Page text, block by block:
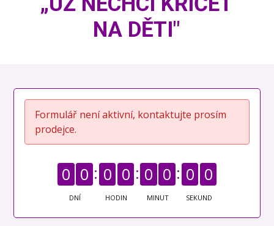
NA DĚTI"
Formulář není aktivní, kontaktujte prosím
prodejce.
0 0
DNÍ
0 0
HODIN
0 0
MINUT
0 0
SEKUND